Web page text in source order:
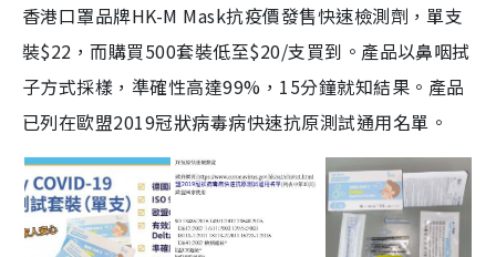
香港口罩品牌HK-M Mask抗疫價發售快速檢測劑，單支
裝$22，而購買500套裝低至$20/支買到。產品以鼻咽拭
子方式採樣，準確性高達99%，15分鐘就知結果。產品
已列在歐盟2019冠狀病毒病快速抗原測試通用名單。